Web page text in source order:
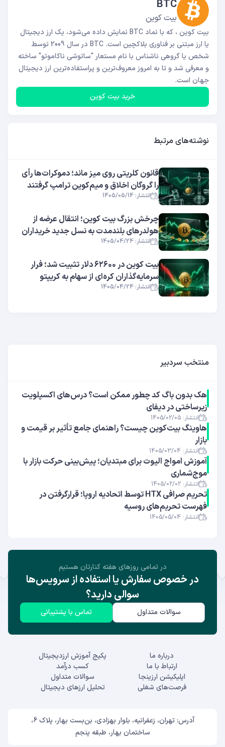
BTC
بیت کوین
بیت کوین ، که با نماد BTC نمایش داده می‌شود، یک ارز دیجیتال
یا ارز مبتنی بر فناوری بلاکچین است. BTC در سال 2009 توسط
شخص یا گروهی ناشناس با نام مستعار "ساتوشی ناکاموتو" ساخته
و معرفی شد و تا به امروز معروف‌ترین و پراستفاده‌ترین ارز دیجیتال
جهان است.
خرید بیت کوین
نوشته‌های مرتبط
قانون کلریتی روی میز ماند؛ دموکرات‌ها رأی
را گروگان اخلاق و میم‌کوین ترامپ گرفتند
انتشار: 1405/05/14
چرخش بزرگ بیت کوین؛ انتقال عرضه از
هولدرهای بلندمدت به نسل جدید خریداران
انتشار: 1405/04/24
بیت کوین در ۶۲۶۰۰ دلار تثبیت شد؛ فرار
سرمایه‌گذاران کره‌ای از سهام به کریپتو
انتشار: 1405/04/24
منتخب سردبیر
هک بدون باگ کد چطور ممکن است؟ درس‌های اکسپلویت
زیرساختی در دیفای
انتشار: 1405/02/05
هاوینگ بیت‌کوین چیست؟ راهنمای جامع تأثیر بر قیمت و
بازار
انتشار: 1405/03/04
آموزش امواج الیوت برای مبتدیان؛ پیش‌بینی حرکت بازار با
موج‌شماری
انتشار: 1405/02/02
تحریم صرافی HTX توسط اتحادیه اروپا؛ قرارگرفتن در
فهرست تحریم‌های روسیه
انتشار: 1405/05/04
در تمامی روز‌های هفته کنارتان هستیم
در خصوص سفارش یا استفاده از سرویس‌ها
سوالی دارید؟
سوالات متداول تماس با پشتیبانی
درباره ما
ارتباط با ما
اپلیکیشن ارزینجا
فرصت‌های شغلی
پکیج آموزش ارزدیجیتال
کسب درآمد
سوالات متداول
تحلیل ارزهای دیجیتال
آدرس: تهران، زعفرانیه، بلوار بهزادی، بن‌بست بهار، پلاک 6،
ساختمان بهار، طبقه پنجم